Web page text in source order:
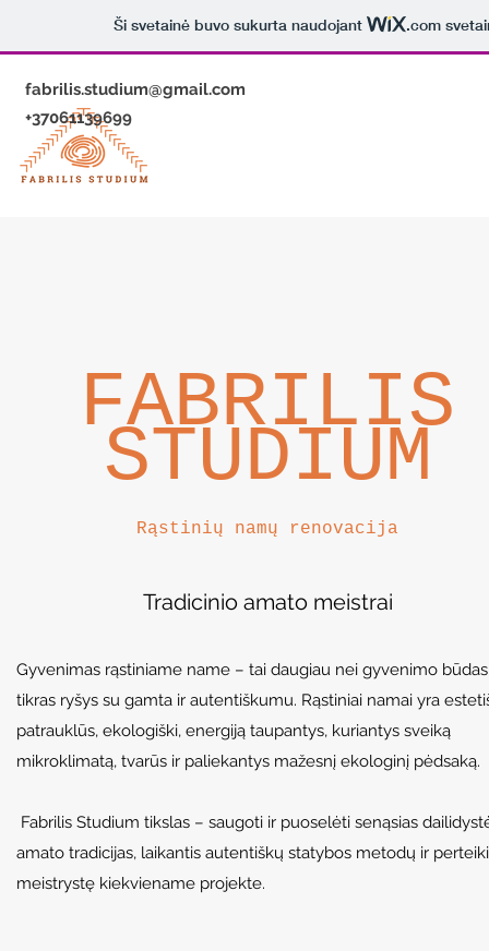
Ši svetainė buvo sukurta naudojant .com
fabrilis.studium@gmail.com
+37061139699
FABRILIS
STUDIUM
Rąstinių namų renovacija
Tradicinio amato meistrai
Gyvenimas rąstiniame name – tai daugiau nei gyvenimo
tikras ryšys su gamta ir autentiškumu. Rąstiniai namai yra
patrauklūs, ekologiški, energiją taupantys, kuriantys sveiką
mikroklimatą, tvarūs ir paliekantys mažesnį ekologinį pėdsaką.
Fabrilis Studium tikslas – saugoti ir puoselėti senąsias
amato tradicijas, laikantis autentiškų statybos metodų ir
meistrystę kiekviename projekte.